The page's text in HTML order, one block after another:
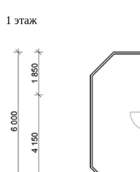
1 этаж